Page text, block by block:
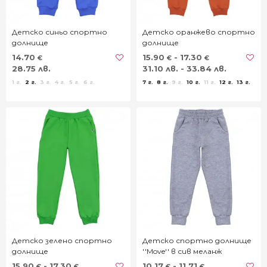
Детско синьо спортно
долнище
14.70 €
28.75 лв.
1 г. 2 г. 3 г. 4 г. 5 г. 6 г.
Детско оранжево спортно
долнище
15.90 € - 17.30 €
31.10 лв. - 33.84 лв.
7 г. 8 г. 9 г. 10 г. 11 г. 12 г. 13 г.
Детско зелено спортно
долнище
Детско спортно долнище
''Move'' в сив меланж